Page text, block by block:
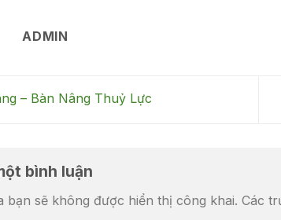
ADMIN
– Bàn Nâng Thuỷ Lực
bình luận
bạn sẽ không được hiển thị công khai. Các